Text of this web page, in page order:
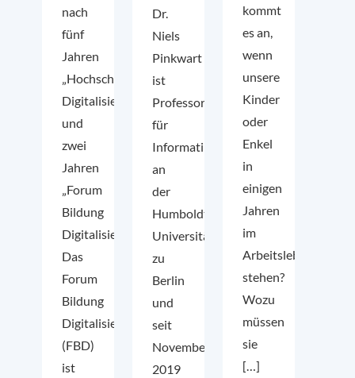
nach
fünf
Jahren
„Hochschulforum
Digitalisierung“
und
zwei
Jahren
„Forum
Bildung
Digitalisierung“
Das
Forum
Bildung
Digitalisierung
(FBD)
ist
Dr.
Niels
Pinkwart
ist
Professor
für
Informatik
an
der
Humboldt-
Universität
zu
Berlin
und
seit
November
2019
kommt
es an,
wenn
unsere
Kinder
oder
Enkel
in
einigen
Jahren
im
Arbeitsleben
stehen?
Wozu
müssen
sie
[…]